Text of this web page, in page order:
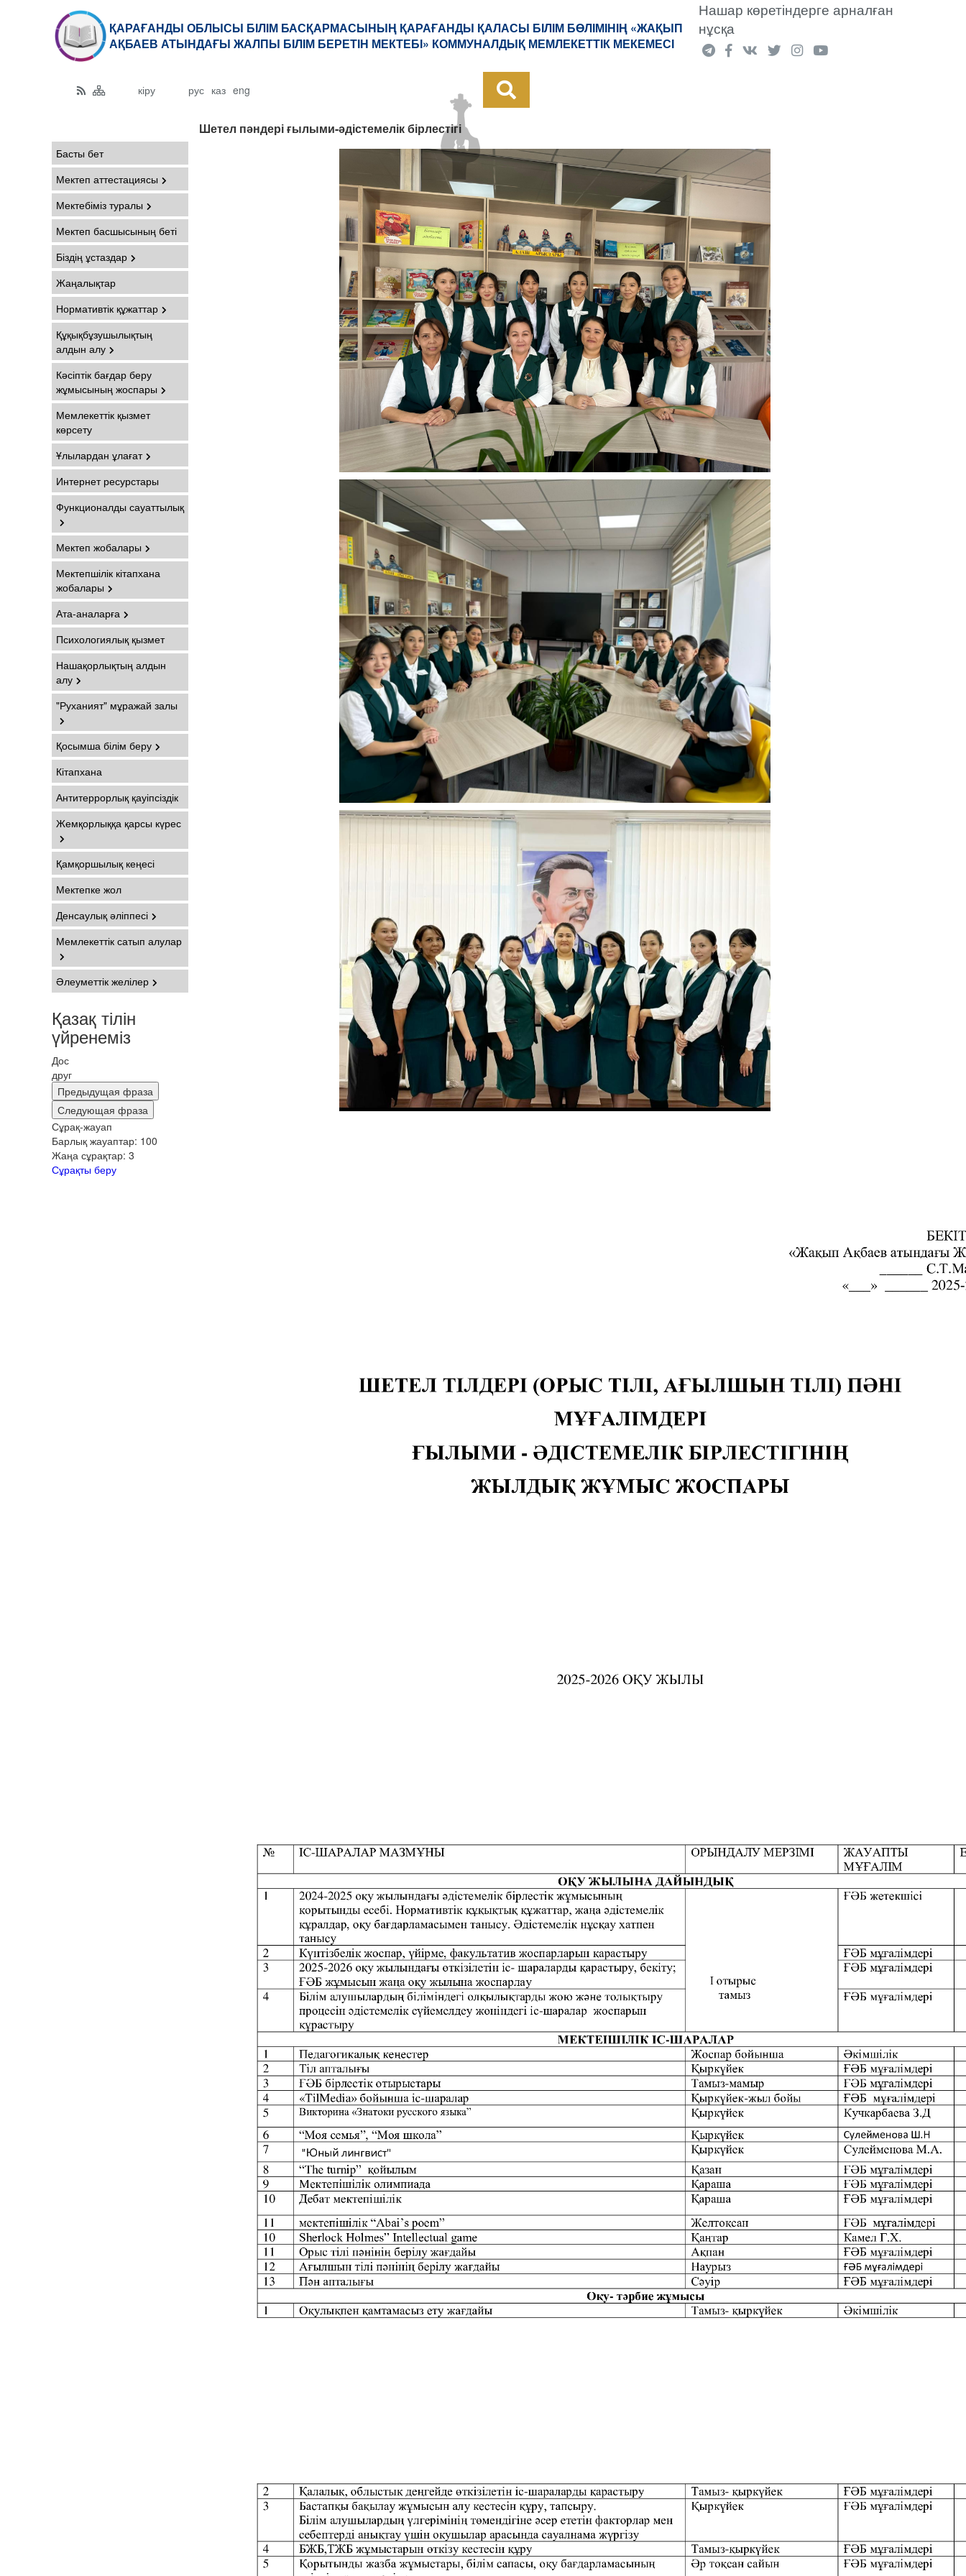
ҚАРАҒАНДЫ ОБЛЫСЫ БІЛІМ БАСҚАРМАСЫНЫҢ ҚАРАҒАНДЫ ҚАЛАСЫ БІЛІМ БӨЛІМІНІҢ «ЖАҚЫП
АҚБАЕВ АТЫНДАҒЫ ЖАЛПЫ БІЛІМ БЕРЕТІН МЕКТЕБІ» КОММУНАЛДЫҚ МЕМЛЕКЕТТІК МЕКЕМЕСІ
Нашар көретіндерге арналған
нұсқа
кіру рус каз eng
Басты бет
Мектеп аттестациясы
Мектебіміз туралы
Мектеп басшысының беті
Біздің ұстаздар
Жаңалықтар
Нормативтік құжаттар
Құқықбұзушылықтың
алдын алу
Кәсіптік бағдар беру
жұмысының жоспары
Мемлекеттік қызмет
көрсету
Ұлылардан ұлағат
Интернет ресурстары
Функционалды сауаттылық
Мектеп жобалары
Мектепшілік кітапхана
жобалары
Ата-аналарға
Психологиялық қызмет
Нашақорлықтың алдын
алу
"Руханият" мұражай залы
Қосымша білім беру
Кітапхана
Антитеррорлық қауіпсіздік
Жемқорлыққа қарсы күрес
Қамқоршылық кеңесі
Мектепке жол
Денсаулық әліппесі
Мемлекеттік сатып алулар
Әлеуметтік желілер
Қазақ тілін
үйренеміз
Дос
друг
Предыдущая фраза
Следующая фраза
Сұрақ-жауап
Барлық жауаптар: 100
Жаңа сұрақтар: 3
Сұрақты беру
Шетел пәндері ғылыми-әдістемелік бірлестігі